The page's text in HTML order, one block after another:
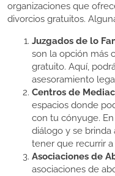
organizaciones que
divorcios gratuitos.
Juzgados de lo
son la opción más
gratuito. Aquí,
asesoramiento
Centros de
espacios donde
con tu cónyuge.
diálogo y se brinda
tener que recurrir a
Asociaciones de
asociaciones de